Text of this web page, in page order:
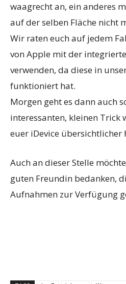
waagrecht an, ein anderes
auf der selben Fläche nicht
Wir raten euch auf jedem
von Apple mit der
verwenden, da diese in
funktioniert hat.
Morgen geht es dann auch
interessanten, kleinen Trick
euer iDevice übersichtlicher
Auch an dieser Stelle
guten Freundin bedanken,
Aufnahmen zur Verfügung